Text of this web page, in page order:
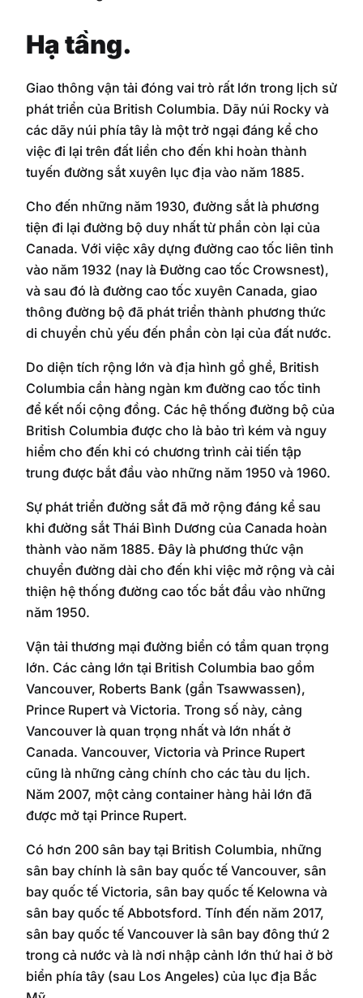
Hạ tầng.
Giao thông vận tải đóng vai trò rất lớn trong lịch sử
phát triển của British Columbia. Dãy núi Rocky và
các dãy núi phía tây là một trở ngại đáng kể cho
việc đi lại trên đất liền cho đến khi hoàn thành
tuyến đường sắt xuyên lục địa vào năm 1885.
Cho đến những năm 1930, đường sắt là phương
tiện đi lại đường bộ duy nhất từ phần còn lại của
Canada. Với việc xây dựng đường cao tốc liên tỉnh
vào năm 1932 (nay là Đường cao tốc Crowsnest),
và sau đó là đường cao tốc xuyên Canada, giao
thông đường bộ đã phát triển thành phương thức
di chuyển chủ yếu đến phần còn lại của đất nước.
Do diện tích rộng lớn và địa hình gồ ghề, British
Columbia cần hàng ngàn km đường cao tốc tỉnh
để kết nối cộng đồng. Các hệ thống đường bộ của
British Columbia được cho là bảo trì kém và nguy
hiểm cho đến khi có chương trình cải tiến tập
trung được bắt đầu vào những năm 1950 và 1960.
Sự phát triển đường sắt đã mở rộng đáng kể sau
khi đường sắt Thái Bình Dương của Canada hoàn
thành vào năm 1885. Đây là phương thức vận
chuyển đường dài cho đến khi việc mở rộng và cải
thiện hệ thống đường cao tốc bắt đầu vào những
năm 1950.
Vận tải thương mại đường biển có tầm quan trọng
lớn. Các cảng lớn tại British Columbia bao gồm
Vancouver, Roberts Bank (gần Tsawwassen),
Prince Rupert và Victoria. Trong số này, cảng
Vancouver là quan trọng nhất và lớn nhất ở
Canada. Vancouver, Victoria và Prince Rupert
cũng là những cảng chính cho các tàu du lịch.
Năm 2007, một cảng container hàng hải lớn đã
được mở tại Prince Rupert.
Có hơn 200 sân bay tại British Columbia, những
sân bay chính là sân bay quốc tế Vancouver, sân
bay quốc tế Victoria, sân bay quốc tế Kelowna và
sân bay quốc tế Abbotsford. Tính đến năm 2017,
sân bay quốc tế Vancouver là sân bay đông thứ 2
trong cả nước và là nơi nhập cảnh lớn thứ hai ở bờ
biển phía tây (sau Los Angeles) của lục địa Bắc